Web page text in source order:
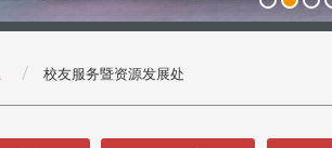
校友服务暨资源发展处